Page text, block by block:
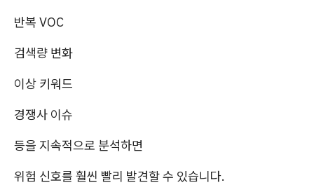
반복 VOC
검색량 변화
이상 키워드
경쟁사 이슈
등을 지속적으로 분석하면
위험 신호를 훨씬 빨리 발견할 수 있습니다.